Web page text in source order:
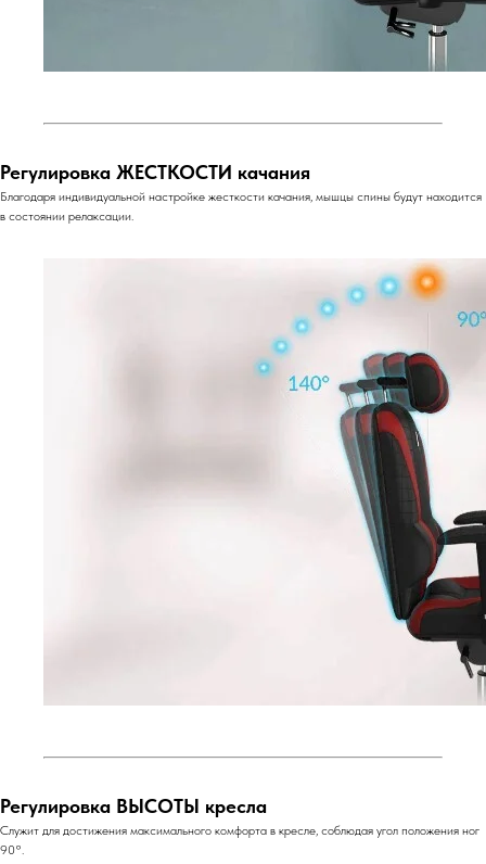
Регулировка ЖЕСТКОСТИ качания
Благодаря индивидуальной настройке жесткости качания, мышцы спины будут находится
в состоянии релаксации.
Регулировка ВЫСОТЫ кресла
Служит для достижения максимального комфорта в кресле, соблюдая угол положения ног
90°.